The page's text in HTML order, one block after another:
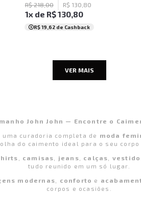
R$ 218,00 R$ 130 80
1x de R$130,80
R$ 19,62de Cashback
VER MAIS
John John — Encontre o
uma curadoria completa de moda
do caimento ideal para o seu corpo
camisas jeans calças
tudo reunido em um só lugar.
modernas conforto e
corpos e ocasiões.